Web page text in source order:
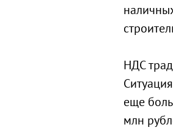
НДС
еще
млн